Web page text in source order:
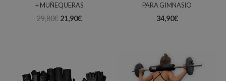
+ MUÑEQUERAS
29,80€ 21,90€
PARA GIMNASIO
34,90€